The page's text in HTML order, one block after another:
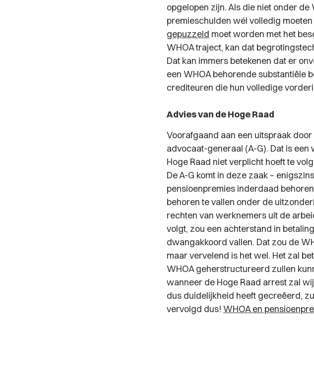
opgelopen zijn. Als die niet onder
premieschulden wél volledig
gepuzzeld moet worden met het
WHOA traject, kan dat
Dat kan immers betekenen dat er
een WHOA behorende substantiële
crediteuren die hun volledige
Advies van de Hoge Raad
Voorafgaand aan een uitspraak
advocaat-generaal (A-G). Dat is
Hoge Raad niet verplicht hoeft te
De A-G komt in deze zaak –
pensioenpremies inderdaad
behoren te vallen onder de
rechten van werknemers uit de
volgt, zou een achterstand in
dwangakkoord vallen. Dat zou de
maar vervelend is het wel. Het zal
WHOA geherstructureerd zullen
wanneer de Hoge Raad arrest zal
dus duidelijkheid heeft gecreëerd,
vervolgd dus! WHOA en